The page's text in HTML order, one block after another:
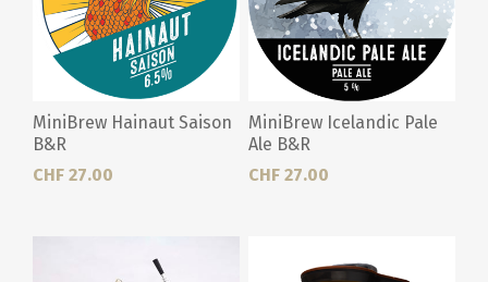
MiniBrew Hainaut Saison
B&R
CHF 27.00
MiniBrew Icelandic Pale
Ale B&R
CHF 27.00